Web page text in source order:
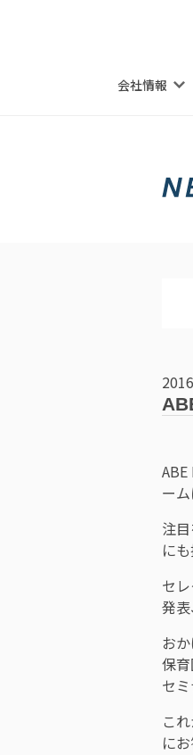
会社情報
ー
注
に
セ
発
お
保
セ
こ
に